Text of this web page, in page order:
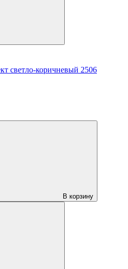
светло-коричневый 2506
В корзину